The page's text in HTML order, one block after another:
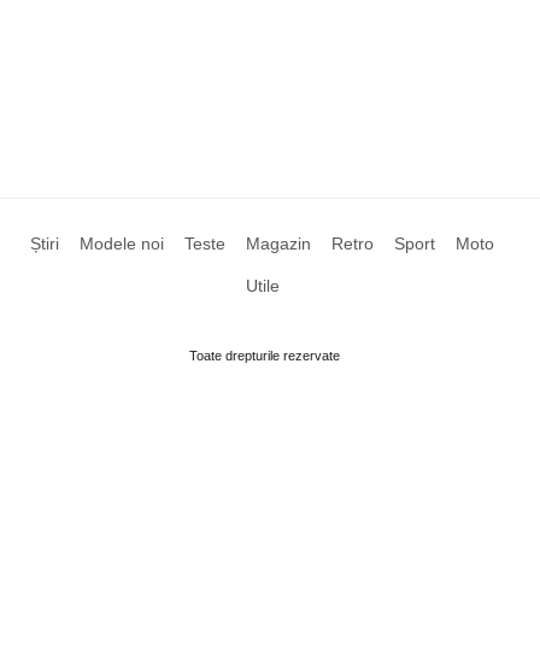
Știri Modele noi Teste Magazin Retro Sport Moto
Utile
Toate drepturile rezervate